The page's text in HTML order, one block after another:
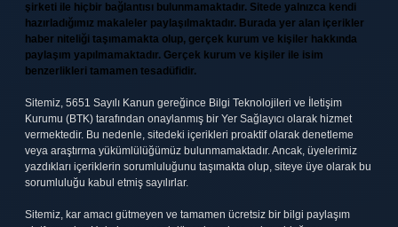
şirketi ile hiçbir bağlantısı bulunmamaktadır. Sitede yalnızca kendi
hazırladığımız makaleler paylaşılmaktadır. Burada yer alan içerikler
haber niteliği taşımamakta olup, gerçek kurum ve kişiler hakkında
paylaşım yapılmamaktadır. Gerçek kurum ve kişiler ile isim
benzerlikleri tamamen tesadüfidir.
Sitemiz, 5651 Sayılı Kanun gereğince Bilgi Teknolojileri ve İletişim
Kurumu (BTK) tarafından onaylanmış bir Yer Sağlayıcı olarak hizmet
vermektedir. Bu nedenle, sitedeki içerikleri proaktif olarak denetleme
veya araştırma yükümlülüğümüz bulunmamaktadır. Ancak, üyelerimiz
yazdıkları içeriklerin sorumluluğunu taşımakta olup, siteye üye olarak bu
sorumluluğu kabul etmiş sayılırlar.
Sitemiz, kar amacı gütmeyen ve tamamen ücretsiz bir bilgi paylaşım